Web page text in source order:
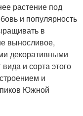
растение под
и популярность
в
выносливое,
декоративными
и сорта этого
и
Южной